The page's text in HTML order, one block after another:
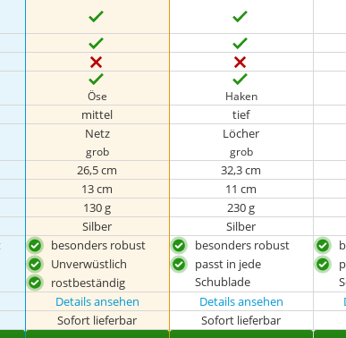
Öse Haken
mittel tief
Netz
grob
Löcher
grob
26,5 cm 32,3 cm
13 cm 11 cm
130 g 230 g
Silber Silber
besonders robust
Unverwüstlich
rostbeständig
besonders robust
passt in jede
Schublade
Details ansehen Details ansehen
Sofort lieferbar Sofort lieferbar